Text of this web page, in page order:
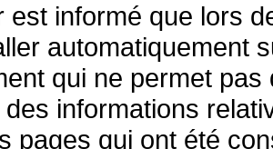
est informé que lors
automatiquement
qui ne permet
informations
pages qui ont été